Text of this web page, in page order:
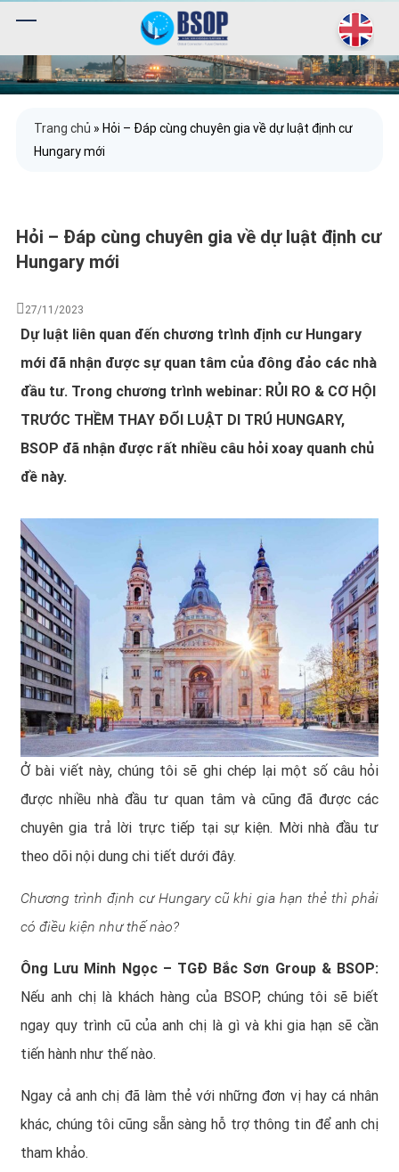
Trang chủ » Hỏi – Đáp cùng chuyên gia về dự luật định cư
Hungary mới
Hỏi – Đáp cùng chuyên gia về dự luật định cư
Hungary mới
27/11/2023
Dự luật liên quan đến chương trình định cư Hungary
mới đã nhận được sự quan tâm của đông đảo các nhà
đầu tư. Trong chương trình webinar: RỦI RO & CƠ HỘI
TRƯỚC THỀM THAY ĐỔI LUẬT DI TRÚ HUNGARY,
BSOP đã nhận được rất nhiều câu hỏi xoay quanh chủ
đề này.
Ở bài viết này, chúng tôi sẽ ghi chép lại một số câu hỏi
được nhiều nhà đầu tư quan tâm và cũng đã được các
chuyên gia trả lời trực tiếp tại sự kiện. Mời nhà đầu tư
theo dõi nội dung chi tiết dưới đây.
Chương trình định cư Hungarycũ khi gia hạn thẻ thì phải
có điều kiện như thế nào?
Ông Lưu Minh Ngọc – TGĐ Bắc Sơn Group & BSOP:
Nếu anh chị là khách hàng của BSOP, chúng tôi sẽ biết
ngay quy trình cũ của anh chị là gì và khi gia hạn sẽ cần
tiến hành như thế nào.
Ngay cả anh chị đã làm thẻ với những đơn vị hay cá nhân
khác, chúng tôi cũng sẵn sàng hỗ trợ thông tin để anh chị
tham khảo.